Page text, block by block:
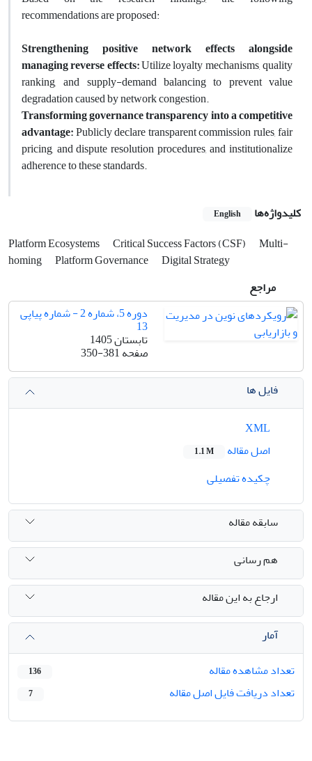
recommendations are proposed:
Strengthening positive network effects alongside
managing reverse effects:Utilize loyalty mechanisms, quality
ranking, and supply-demand balancing to prevent value
degradation caused by network congestion.
Transforming governance transparency into a competitive
advantage:Publicly declare transparent commission rules, fair
pricing, and dispute resolution procedures, and institutionalize
adherence to these standards.
کلیدواژه‌ها English
Platform Ecosystems Critical Success Factors (CSF)
Multi-
homing
Platform Governance
Digital Strategy
مراجع
دوره 5، شماره 2 - شماره پیاپی
13
تابستان 1405
صفحه350-381
فایل ها
اصل مقاله
1.1 M
چکیده تفصیلی
سابقه مقاله
هم رسانی
ارجاع به این مقاله
آمار
تعداد مشاهده مقاله
136
تعداد دریافت فایل اصل مقاله 7